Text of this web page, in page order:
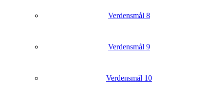
Verdensmål 8
Verdensmål 9
Verdensmål 10